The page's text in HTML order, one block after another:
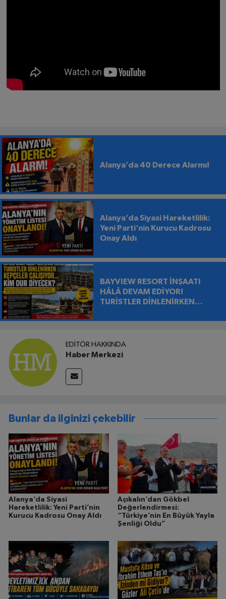
Alanya’da 40 Derece Alarmı!
Alanya’da Siyasi Hareketlilik:
Yeni Parti’nin Kurucu Kadrosu
Onay Aldı
BAYVIEW RESORT İNŞAATI
HÂLÂ DEVAM EDİYOR!
TURİSTLER DİNLENİRKEN
EDITÖR HAKKINDA
Haber Merkezi
Bunlar da ilginizi çekebilir
Alanya’da Siyasi
Hareketlilik: Yeni Parti’nin
Kurucu Kadrosu Onay Aldı
Açıkalın’dan Gökbel
Değerlendirmesi:
“Türkiye’nin En Büyük Yayla
Şenliği Oldu”